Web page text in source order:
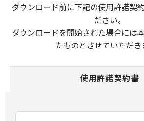
ダウンロード前に下記の使用許諾契
ださい。
ダウンロードを開始された場合には
たものとさせていただき
使用許諾契約書